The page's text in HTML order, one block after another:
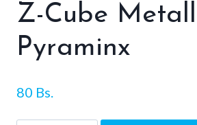
Z-Cube
Pyraminx
80 Bs.